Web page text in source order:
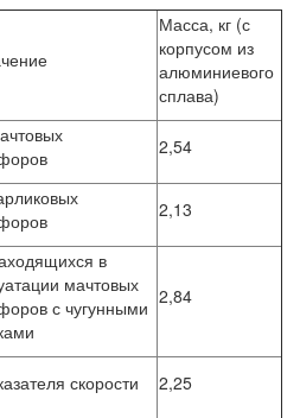
Масса, кг (с
корпусом из
алюминиевого
сплава)
2,54
2,13
в
мачтовых
с чугунными 2,84
скорости 2,25